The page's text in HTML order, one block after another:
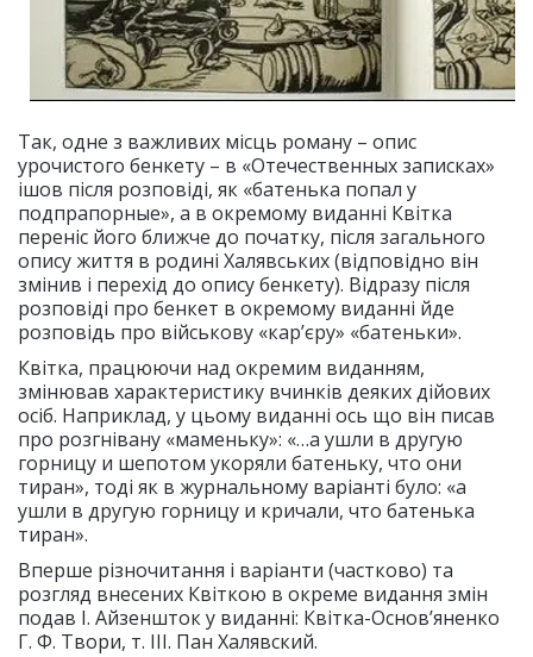
Так, одне з важливих місць роману – опис
урочистого бенкету – в «Отечественных записках»
ішов після розповіді, як «батенька попал у
подпрапорные», а в окремому виданні Квітка
переніс його ближче до початку, після загального
опису життя в родині Халявських (відповідно він
змінив і перехід до опису бенкету). Відразу після
розповіді про бенкет в окремому виданні йде
розповідь про військову «кар’єру» «батеньки».
Квітка, працюючи над окремим виданням,
змінював характеристику вчинків деяких дійових
осіб. Наприклад, у цьому виданні ось що він писав
про розгнівану «маменьку»: «…а ушли в другую
горницу и шепотом укоряли батеньку, что они
тиран», тоді як в журнальному варіанті було: «а
ушли в другую горницу и кричали, что батенька
тиран».
Вперше різночитання і варіанти (частково) та
розгляд внесених Квіткою в окреме видання змін
подав І. Айзеншток у виданні: Квітка-Основ’яненко
Г. Ф. Твори, т. III. Пан Халявский.